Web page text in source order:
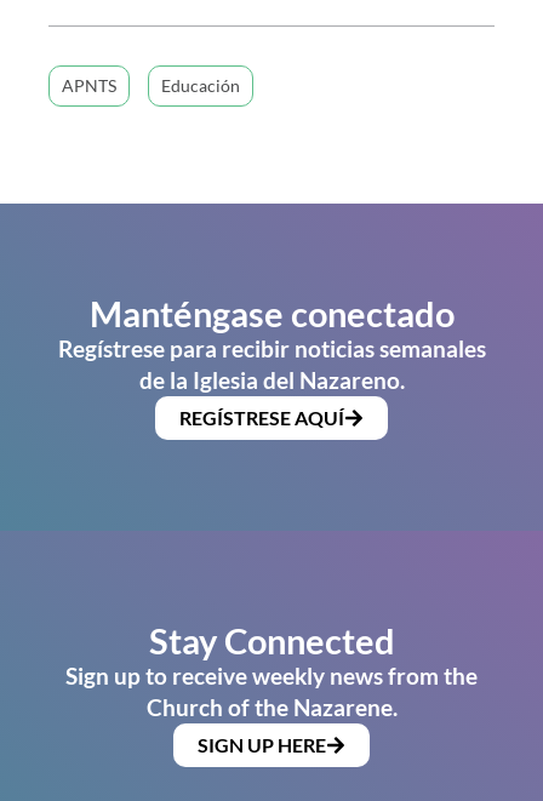
APNTS Educación
Manténgase conectado
Regístrese para recibir noticias semanales
de la Iglesia del Nazareno.
REGÍSTRESE AQUÍ
Stay Connected
Sign up to receive weekly news from the
Church of the Nazarene.
SIGN UP HERE